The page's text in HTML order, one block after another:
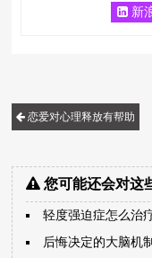
新
恋爱对心理释放有帮助
您可能还会对这
轻度强迫症怎么治
后悔决定的大脑机制